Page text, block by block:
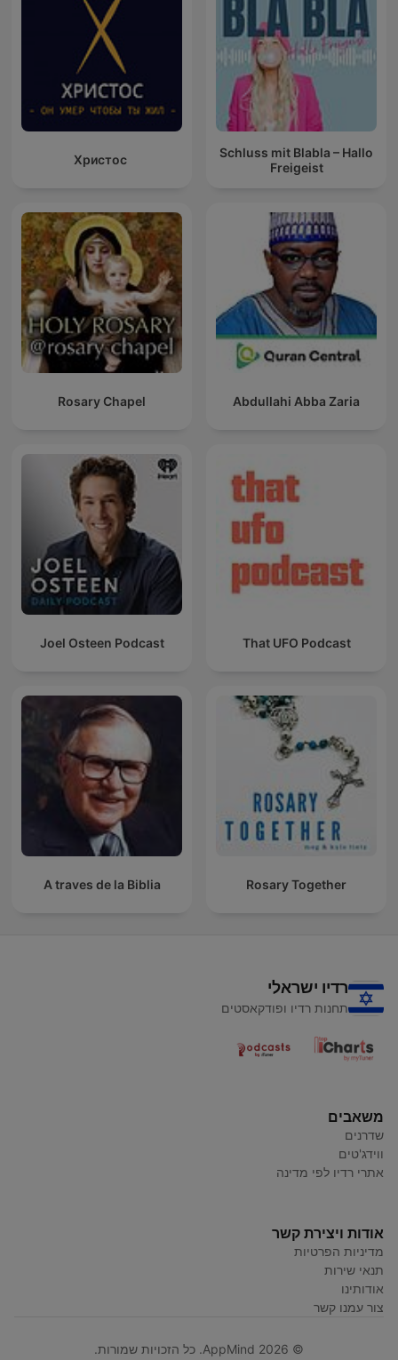
Schluss mit Blabla – Hallo
Freigeist
Abdullahi Abba Zaria
Rosary Chapel
That UFO Podcast
Joel Osteen Podcast
Rosary Together
A traves de la Biblia
רדיו ישראלי
תחנות רדיו ופודקאסטים
משאבים
שדרנים
ווידג'טים
אתרי רדיו לפי מדינה
אודות ויצירת קשר
מדיניות הפרטיות
תנאי שירות
אודותינו
צור עמנו קשר
© AppMind 2026. כל הזכויות שמורות.